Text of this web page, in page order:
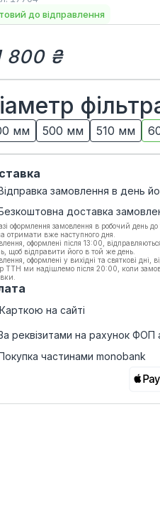
до відправлення
800 ₴
мм 500 мм 510 мм
замовлення в день
доставка
оформлення замовлення в робочий день
отримати вже наступного дня.
оформлені після 13:00,
щоб відправити його в той же день.
оформлені у вихідні та святкові
ТТН ми надішлемо після 20:00, коли
Карткою на сайті
реквізитами на рахунок
частинами monobank